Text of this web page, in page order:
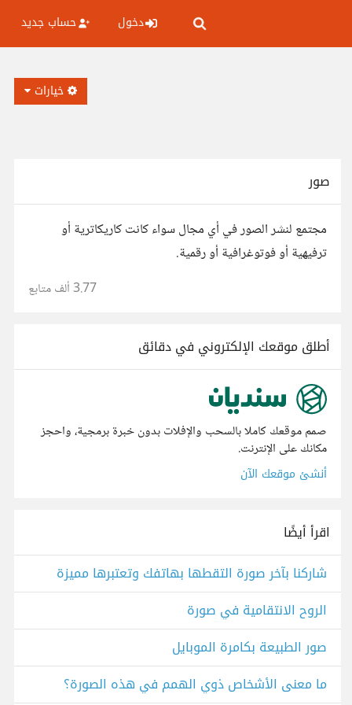
دخول حساب جديد
خيارات
صور
مجتمع لنشر الصور في أي مجال سواء كانت كاريكاترية أو
ترفيهية أو فوتوغرافية أو رقمية.
3.77 ألف متابع
أطلق موقعك الإلكتروني في دقائق
صمم موقعك كاملا بالسحب والإفلات بدون خبرة برمجية، واحجز
مكانك على الإنترنت.
أنشئ موقعك الآن
اقرأ أيضًا
شاركنا بآخر صورة التقطها بهاتفك وتعتبرها مميزة
الروح الانتقامية في صورة
صور الطبيعة بكامرة الموبايل
ما معنى الأشخاص ذوي الهمم في هذه الصورة؟